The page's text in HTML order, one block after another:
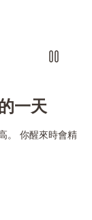
一天
。 你醒來時會精